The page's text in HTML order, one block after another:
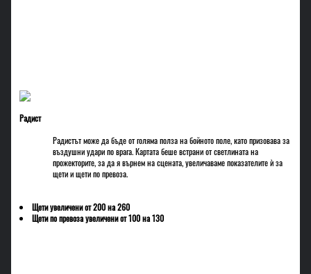
Радист
Радистът може да бъде от голяма полза на бойното поле, като призовава за
въздушни удари по врага. Картата беше встрани от светлината на
прожекторите, за да я върнем на сцената, увеличаваме показателите ѝ за
щети и щети по превоза.
Щети увеличени от 200 на 260
Щети по превоза увеличени от 100 на 130